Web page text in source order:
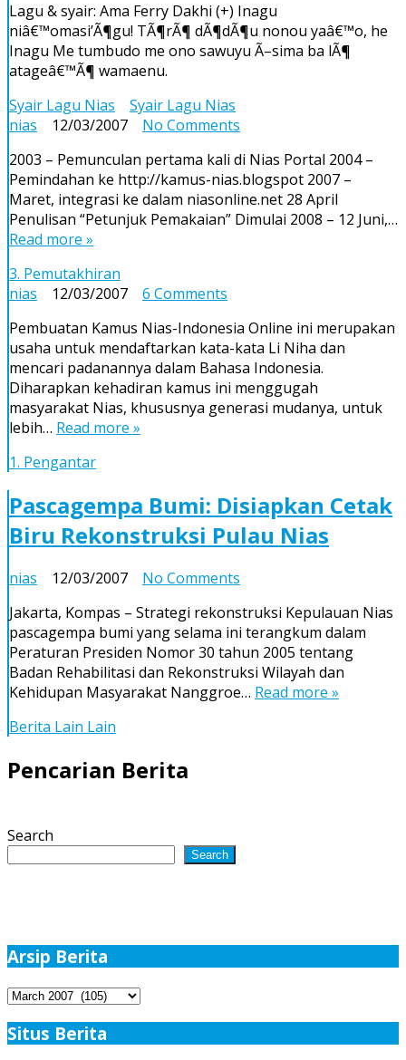
OmasiÃ¶gu
Lagu & syair: Ama Ferry Dakhi (+) Inagu
niâ€™omasi’Ã¶gu! TÃ¶rÃ¶ dÃ¶dÃ¶u nonou yaâ€™o, he
Inagu Me tumbudo me ono sawuyu Ã–sima ba lÃ¶
atageâ€™Ã¶ wamaenu.
Syair Lagu Nias
Syair Lagu Nias
nias
12/03/2007 No Comments
2003 – Pemunculan pertama kali di Nias Portal 2004 –
Pemindahan ke http://kamus-nias.blogspot 2007 –
Maret, integrasi ke dalam niasonline.net 28 April
Penulisan “Petunjuk Pemakaian” Dimulai 2008 – 12 Juni,…
Read more »
3. Pemutakhiran
nias
12/03/2007 6 Comments
Pembuatan Kamus Nias-Indonesia Online ini merupakan
usaha untuk mendaftarkan kata-kata Li Niha dan
mencari padanannya dalam Bahasa Indonesia.
Diharapkan kehadiran kamus ini menggugah
masyarakat Nias, khususnya generasi mudanya, untuk
lebih… Read more »
1. Pengantar
Pascagempa Bumi: Disiapkan Cetak
Biru Rekonstruksi Pulau Nias
nias 12/03/2007 No Comments
Bumi:
Disiapkan
Cetak
Biru
Rekonstruksi
Jakarta, Kompas – Strategi rekonstruksi Kepulauan Nias
pascagempa bumi yang selama ini terangkum dalam
Peraturan Presiden Nomor 30 tahun 2005 tentang
Badan Rehabilitasi dan Rekonstruksi Wilayah dan
Kehidupan Masyarakat Nanggroe… Read more »
Berita Lain Lain
Pencarian Berita
Search
Search
Arsip Berita
Arsip
Situs Berita